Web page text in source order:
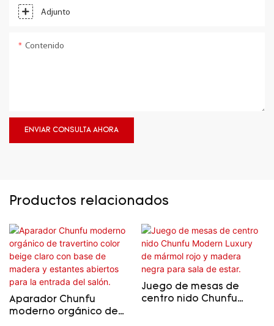
Adjunto
Contenido
ENVIAR CONSULTA AHORA
Productos relacionados
Aparador Chunfu
moderno orgánico de
Juego de mesas de
centro nido Chunfu